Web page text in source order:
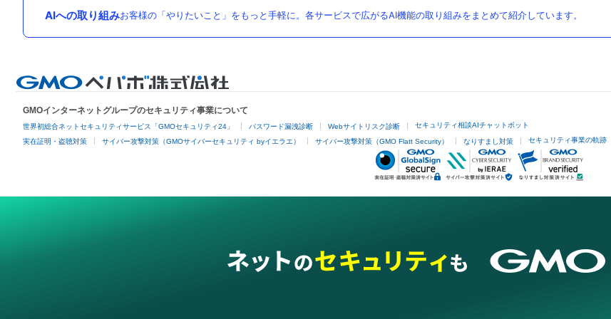
AIへの取り組みお客様の「やりたいこと」をもっと手軽に。各サービスで広がるAI機能の取り組みをまとめて紹介しています。
GMOインターネットグループのセキュリティ事業について
世界初総合ネットセキュリティサービス「GMOセキュリティ24」 パスワード漏洩診断 Webサイトリスク診断 セキュリティ相談AIチャットボット
実在証明・盗聴対策 サイバー攻撃対策（GMOサイバーセキュリティ byイエラエ） サイバー攻撃対策（GMO Flatt Security） なりすまし対策 セキュリティ事業の軌跡